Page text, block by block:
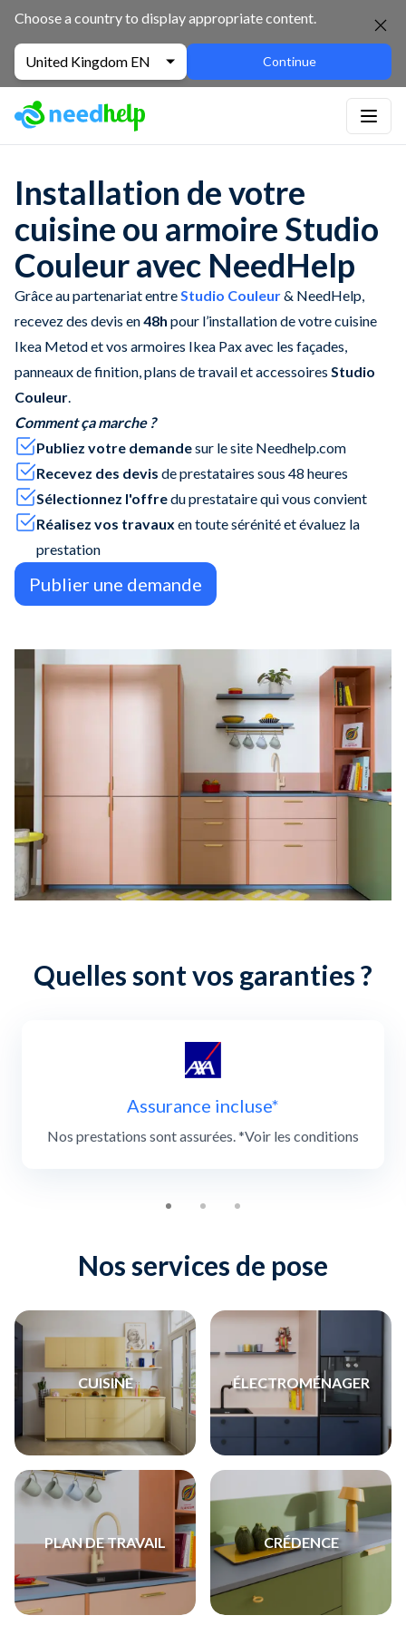
Choose a country to display appropriate content.
United Kingdom EN Continue
Installation de votre
cuisine ou armoire Studio
Couleur avec NeedHelp
Grâce au partenariat entreStudio Couleur& NeedHelp,
recevez des devis en48h pour l’installation de votre cuisine
Ikea Metod et vos armoires Ikea Pax avec les façades,
panneaux de finition, plans de travail et accessoires Studio
Couleur.
Comment ça marche ?
Publiez votre demandesur le site Needhelp.com
Recevez des devis de prestataires sous 48 heures
Sélectionnez l'offredu prestataire qui vous convient
Réalisez vos travaux en toute sérénité et évaluez la
prestation
Publier une demande
Quelles sont vos garanties ?
Slide 1 of 3
Assurance incluse*
Nos prestations sont assurées. *Voir les conditions
Nos services de pose
CUISINE ÉLECTROMÉNAGER
PLAN DE TRAVAIL CRÉDENCE